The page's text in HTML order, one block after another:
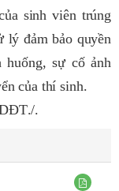
sinh viên trúng
lý đảm bảo quyền
sự cố ảnh
của thí sinh.
./.